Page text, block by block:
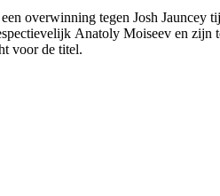
overwinning tegen Josh Jauncey
Anatoly Moiseev en zijn
voor de titel.